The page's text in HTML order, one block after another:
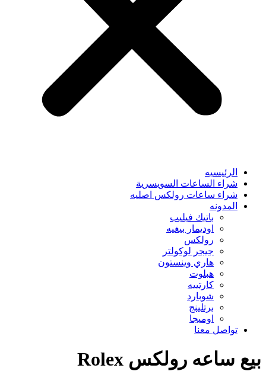
الرئيسيه
شراء الساعات السويسرية
شراء ساعات رولكس اصليه
المدونه
باتيك فيليب
اوديمار بيغيه
رولكس
جيجر لوكولتر
هاري وينستون
هبلوت
كارتييه
شوبارد
برتلينج
اوميجا
تواصل معنا
بيع ساعه رولكس Rolex